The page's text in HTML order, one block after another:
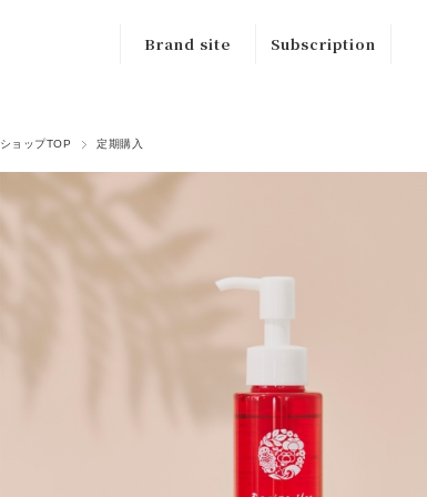
Brand site Subscription
ショップTOP 定期購入